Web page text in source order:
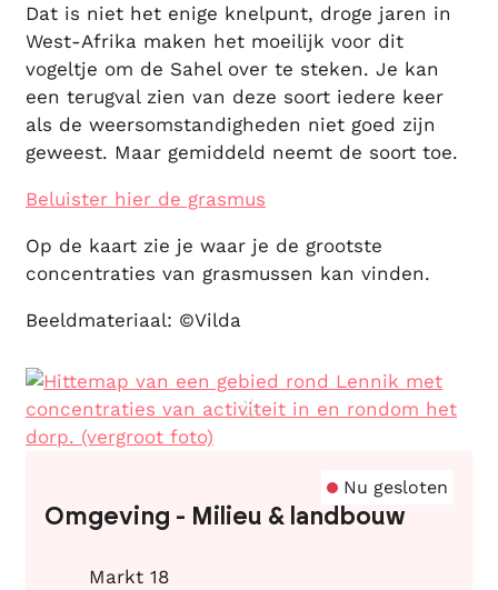
Dat is niet het enige knelpunt, droge jaren in
West-Afrika maken het moeilijk voor dit
vogeltje om de Sahel over te steken. Je kan
een terugval zien van deze soort iedere keer
als de weersomstandigheden niet goed zijn
geweest. Maar gemiddeld neemt de soort toe.
Beluister hier de grasmus
Op de kaart zie je waar je de grootste
concentraties van grasmussen kan vinden.
Beeldmateriaal: ©Vilda
Omgeving - Milieu & landbouw
Nu gesloten
AdresMarkt 18